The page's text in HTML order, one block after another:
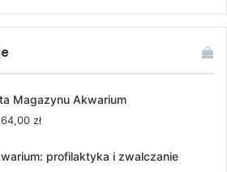
Magazynu Akwarium
złZakres
odprofilaktyka i zwalczanie